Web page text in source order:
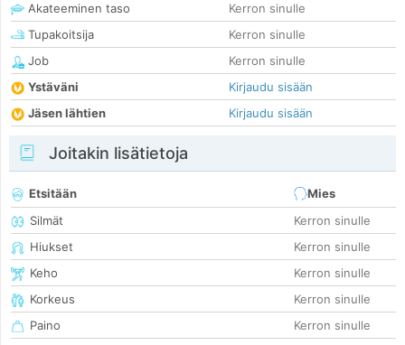
Akateeminen taso
Kerron sinulle
Tupakoitsija
Kerron sinulle
Job
Kerron sinulle
Ystäväni
Kirjaudu sisään
Jäsen lähtien
Kirjaudu sisään
Joitakin lisätietoja
Etsitään
Mies
Silmät
Kerron sinulle
Hiukset
Kerron sinulle
Keho
Kerron sinulle
Korkeus
Kerron sinulle
Paino
Kerron sinulle